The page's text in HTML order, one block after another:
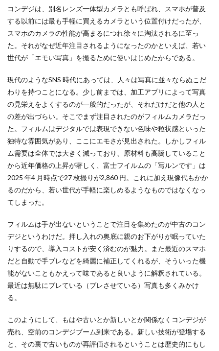
コンデジは、別名レンズ一体型カメラとも呼ばれ、スマホが普及
する以前には最も手軽に買えるカメラという位置付けだったが、
スマホのカメラの性能が高まるにつれ徐々に淘汰されるに至っ
た。それがなぜ近年注目されるようになったのかといえば、若い
世代が「エモい写真」を撮るために使いはじめたからである。
現代のようなSNS 時代にあっては、人々は写真に並々ならぬこだ
わりを持つことになる。少し前までは、加工アプリによって写真
の見栄えをよくするのが一般的だったが、それだけだと他の人と
の差が出づらい。そこでまず注目されたのがフィルムカメラだっ
た。フィルムはデジタルでは表現できない色味や粒状感といった
独特な雰囲気があり、ここにエモさが見出された。しかしフィル
ム需要は全体では大きく減っており、原材料も高騰していること
から近年価格の上昇が著しく、富士フイルムの「写ルンです」は
2025 年4 月時点で27 枚撮りが2,860 円。これに加え現像代もかか
るのだから、若い世代が手軽に楽しめるようなものではなくなっ
てしまった。
フィルムは手が出ないということで注目を集めたのが中古のコン
デジというわけだ。押し入れの奥底に親のお下がりが眠っていた
りするので、導入コストが安く済むのが魅力。また最近のスマホ
だと自動で手ブレなどを綺麗に補正してくれるが、そういった機
能がないこともかえって味であると良いように解釈されている。
最近は無駄にブレている（ブレさせている）写真も多くみかけ
る。
このようにして、もはや古いとか新しいとか関係なくコンデジが
売れ、空前のコンデジブーム到来である。新しい技術が登場する
と、その裏で古いものが再評価されるということは歴史的にもし
CA/Browser Forum（CA/Bフォーラム）
CA/Bフォーラム
CAP
CDP
Child Assault Prevention
CMYK
CO2
CO2ゼロ
CO2ゼロ印刷
Co2排出量
cocollabo
cocollaboソーシャルえほん
COCOしのはら
COVID-19 Creative
CSR
CSR 活動報告誌
CSRの取り組み
CSR取組み
CSR報告会 CSR報告書
CSR活動
CSR活動報告誌
DIC DIG IT.
DTP
DTPオペレーター
DX DXセミナー
DX導入
EcoVadis
EMO’s Kitchen Emotet
ESD
ESG
ESG投資 ESG投資セミナー
FNN
HAMARUラクシスフロント店
ICDP IDEC
IIRC
Illustrator
Indesign
INSATSU
INSATSU大交流会
INSATU酒場
IoT製品に対するセキュリティラベリング制度
IPA
ISSB
ISSBオンラインセミナー ITI
J-SHIS
JC-STAR
JIA神奈川 JIPDEC
JO
JO Podcast
jojibee JR
Kintone
Kintone セミナー
Kintone 無料 セミナー